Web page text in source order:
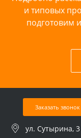
и типовых
подготовим
Заказать звонок
ул. Сутырина,